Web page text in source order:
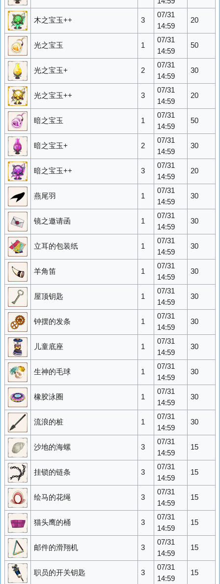
木之宝玉++ 3
07/31
14:59
20
光之宝玉 1
07/31
14:59
50
光之宝玉+ 2
07/31
14:59
30
光之宝玉++ 3
07/31
14:59
20
暗之宝玉 1
07/31
14:59
50
暗之宝玉+ 2
07/31
14:59
30
暗之宝玉++ 3
07/31
14:59
20
燕尾羽 1
07/31
14:59
30
镜之邀请函 1
07/31
14:59
30
立耳的包装纸 1
07/31
14:59
30
羊角笛 1
07/31
14:59
30
屋顶钥匙 1
07/31
14:59
30
钟摆的发条 1
07/31
14:59
30
儿童底座 1
07/31
14:59
30
生神的毛球 1
07/31
14:59
30
橡胶泳圈 1
07/31
14:59
30
流浪的桩 1
07/31
14:59
30
沙地的海螺 3
07/31
14:59
15
挂锁的链条 3
07/31
14:59
15
绘马的花绳 3
07/31
14:59
15
猫头鹰的桶 3
07/31
14:59
15
邮件的滑翔机 3
07/31
14:59
15
职员的开关钥匙 3
07/31
14:59
15